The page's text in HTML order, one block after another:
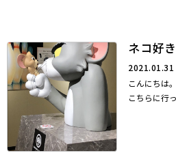
ネコ好
2021.01.31
こんにちは
こちらに行